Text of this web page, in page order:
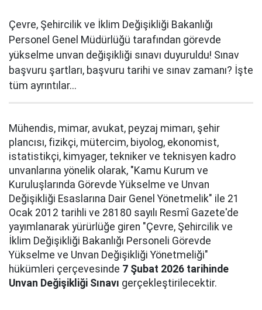
Çevre, Şehircilik ve İklim Değişikliği Bakanlığı
Personel Genel Müdürlüğü tarafından görevde
yükselme unvan değişikliği sınavı duyuruldu! Sınav
başvuru şartları, başvuru tarihi ve sınav zamanı? İşte
tüm ayrıntılar...
Mühendis, mimar, avukat, peyzaj mimarı, şehir
plancısı, fizikçi, mütercim, biyolog, ekonomist,
istatistikçi, kimyager, tekniker ve teknisyen kadro
unvanlarına yönelik olarak, "Kamu Kurum ve
Kuruluşlarında Görevde Yükselme ve Unvan
Değişikliği Esaslarına Dair Genel Yönetmelik" ile 21
Ocak 2012 tarihli ve 28180 sayılı Resmî Gazete'de
yayımlanarak yürürlüğe giren "Çevre, Şehircilik ve
İklim Değişikliği Bakanlığı Personeli Görevde
Yükselme ve Unvan Değişikliği Yönetmeliği"
hükümleri çerçevesinde 7 Şubat 2026 tarihinde
Unvan Değişikliği Sınavı gerçekleştirilecektir.